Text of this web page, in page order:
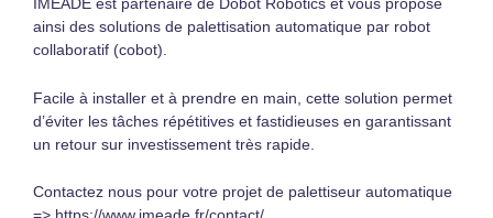
IMEADE est partenaire de Dobot Robotics et vous propose
ainsi des solutions de palettisation automatique par robot
collaboratif (cobot).
Facile à installer et à prendre en main, cette solution permet
d’éviter les tâches répétitives et fastidieuses en garantissant
un retour sur investissement très rapide.
Contactez nous pour votre projet de palettiseur automatique